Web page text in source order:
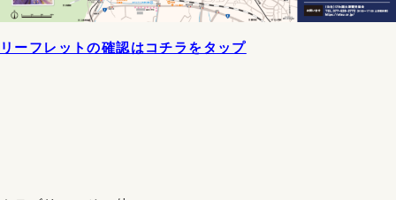
リーフレットの確認はコチラをタップ